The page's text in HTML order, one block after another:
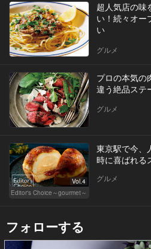
超人気店の味
い！続々オー
い
グルメ
プロの本気の
違う絶品ステ
グルメ
Vol.4
Editor's Choice～gourmet～
東京駅で今、
時に喜ばれる
グルメ
フォローする